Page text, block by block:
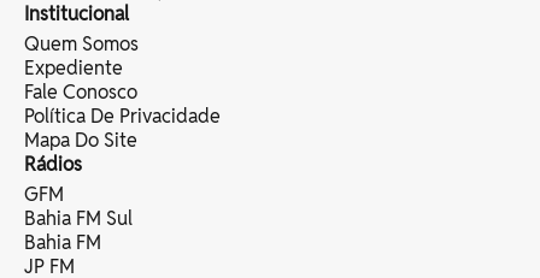
Institucional
Quem Somos
Expediente
Fale Conosco
Política De Privacidade
Mapa Do Site
Rádios
GFM
Bahia FM Sul
Bahia FM
JP FM